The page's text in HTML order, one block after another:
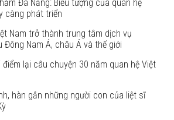
Đà Nẵng: Biểu tượng của quan hệ
càng phát triển
Nam trở thành trung tâm dịch vụ
Đông Nam Á, châu Á và thế giới
điểm lại câu chuyện 30 năm quan hệ Việt
hàn gắn những người con của liệt sĩ